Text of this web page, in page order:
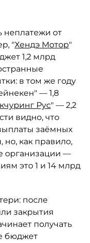
неплатежи от
"Хендэ Мотор"
1,2 млрд
в том же году
— 1,8
Рус" — 2,2
видно, что
заёмных
но, как правило,
организации —
это 1 и 14 млрд
после
закрытия
получать
бюджет